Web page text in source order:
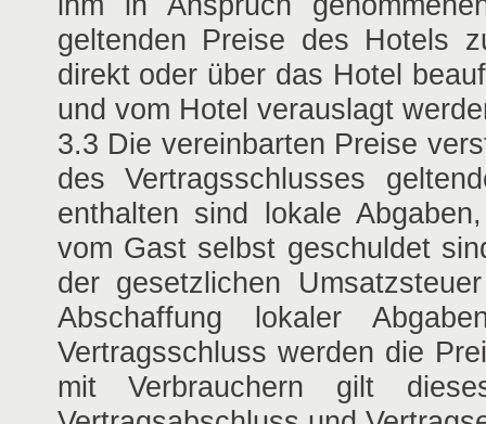
geltenden Preise des Hotels
direkt oder über das Hotel
und vom Hotel verauslagt
3.3 Die vereinbarten Preise
des Vertragsschlusses
enthalten sind lokale
vom Gast selbst geschuldet
der gesetzlichen
Abschaffung lokaler
Vertragsschluss werden die
mit Verbrauchern gilt